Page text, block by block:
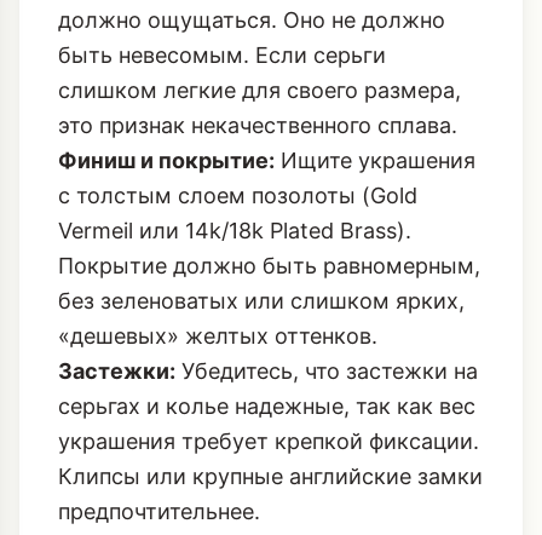
должно ощущаться. Оно не должно
быть невесомым. Если серьги
слишком легкие для своего размера,
это признак некачественного сплава.
Финиш и покрытие: Ищите украшения
с толстым слоем позолоты (Gold
Vermeil или 14k/18k Plated Brass).
Покрытие должно быть равномерным,
без зеленоватых или слишком ярких,
«дешевых» желтых оттенков.
Застежки: Убедитесь, что застежки на
серьгах и колье надежные, так как вес
украшения требует крепкой фиксации.
Клипсы или крупные английские замки
предпочтительнее.